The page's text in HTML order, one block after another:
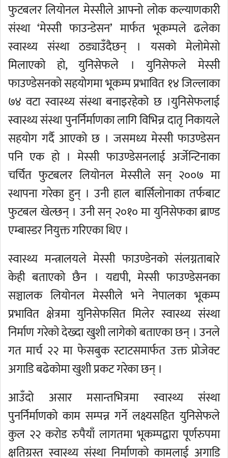
फुटबलर लियोनल मेस्सीले आफ्नो लोक कल्याणकारी
संस्था ‘मेस्सी फाउन्डेसन’ मार्फत भूकम्पले ढलेका
स्वास्थ्य संस्था ठड्याउँदैछन् । यसको मेलोमेसो
मिलाएको हो, युनिसेफले । युनिसेफले मेस्सी
फाउण्डेसनको सहयोगमा भूकम्प प्रभावित १४ जिल्लाका
७४ वटा स्वास्थ्य संस्था बनाइरहेको छ ।युनिसेफलाई
स्वास्थ्य संस्था पुनर्निर्माणका लागि विभिन्न दातृ निकायले
सहयोग गर्दै आएको छ । जसमध्य मेस्सी फाउण्डेसन
पनि एक हो । मेस्सी फाउण्डेसनलाई अर्जेन्टिनाका
चर्चित फुटबलर लियोनल मेस्सीले सन् २००७ मा
स्थापना गरेका हुन् । उनी हाल बार्सिलोनाका तर्फबाट
फुटबल खेल्छन् । उनी सन् २०१० मा युनिसेफका ब्राण्ड
एम्बास्डर नियुक्त गरिएका थिए ।
स्वास्थ्य मन्त्रालयले मेस्सी फाउण्डेनको संलग्नताबारे
केही बताएको छैन । यद्यपी, मेस्सी फाउण्डेसनका
सञ्चालक लियोनल मेस्सीले भने नेपालका भूकम्प
प्रभावित क्षेत्रमा युनिसेफसित मिलेर स्वास्थ्य संस्था
निर्माण गरेको देख्दा खुशी लागेको बताएका छन् । उनले
गत मार्च २२ मा फेसबुक स्टाटसमार्फत उक्त प्रोजेक्ट
अगाडि बढेकोमा खुशी प्रकट गरेका छन् ।
आउँदो असार मसान्तभित्रमा स्वास्थ्य संस्था
पुनर्निर्माणको काम सम्पन्न गर्ने लक्ष्यसहित युनिसेफले
कुल २२ करोड रुपैयाँ लागतमा भूकम्पद्वारा पूर्णरुपमा
क्षतिग्रस्त स्वास्थ्य संस्था निर्माणको कामलाई अगाडि